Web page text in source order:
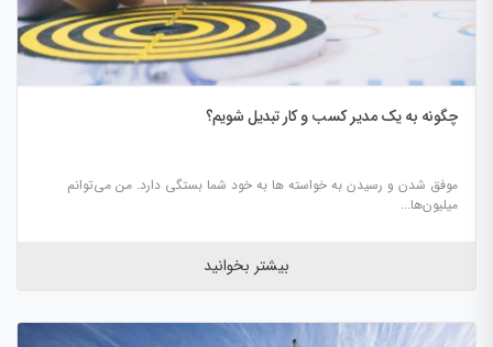
چگونه به یک مدیر کسب و کار تبدیل شویم؟
موفق شدن و رسیدن به خواسته‌ ها به خود شما بستگی دارد. من می­‌توانم
میلیون­‌ها...
بیشتر بخوانید